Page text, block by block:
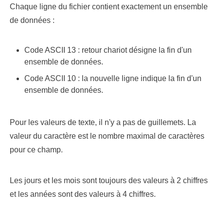
Chaque ligne du fichier contient exactement un ensemble
de données :
Code ASCII 13 : retour chariot désigne la fin d'un
ensemble de données.
Code ASCII 10 : la nouvelle ligne indique la fin d'un
ensemble de données.
Pour les valeurs de texte, il n'y a pas de guillemets. La
valeur du caractère est le nombre maximal de caractères
pour ce champ.
Les jours et les mois sont toujours des valeurs à 2 chiffres
et les années sont des valeurs à 4 chiffres.